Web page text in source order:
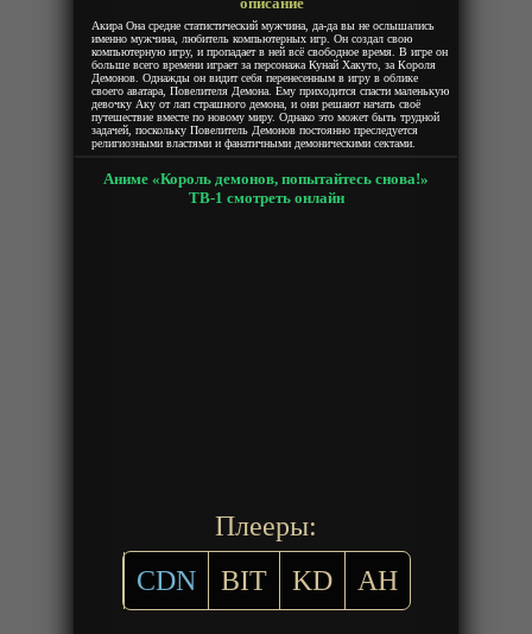
Акира Она средне статистический мужчина, да-да вы не ослышались
именно мужчина, любитель компьютерных игр. Он создал свою
компьютерную игру, и пропадает в ней всё свободное время. В игре он
больше всего времени играет за персонажа Кунай Хакуто, за Короля
Демонов. Однажды он видит себя перенесенным в игру в облике
своего аватара, Повелителя Демона. Ему приходится спасти маленькую
девочку Аку от лап страшного демона, и они решают начать своё
путешествие вместе по новому миру. Однако это может быть трудной
задачей, поскольку Повелитель Демонов постоянно преследуется
религиозными властями и фанатичными демоническими сектами.
Аниме «Король демонов, попытайтесь снова!»
ТВ-1 смотреть онлайн
Плееры:
CDN
BIT KD AH